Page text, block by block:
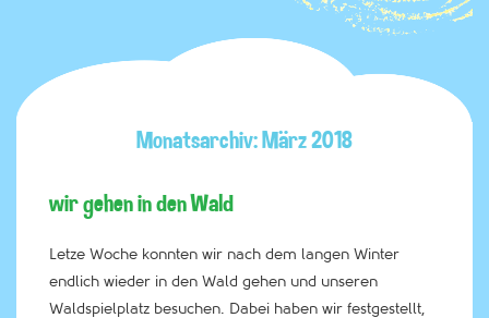
Monatsarchiv: März 2018
wir gehen in den Wald
Letze Woche konnten wir nach dem langen Winter
endlich wieder in den Wald gehen und unseren
Waldspielplatz besuchen. Dabei haben wir festgestellt,